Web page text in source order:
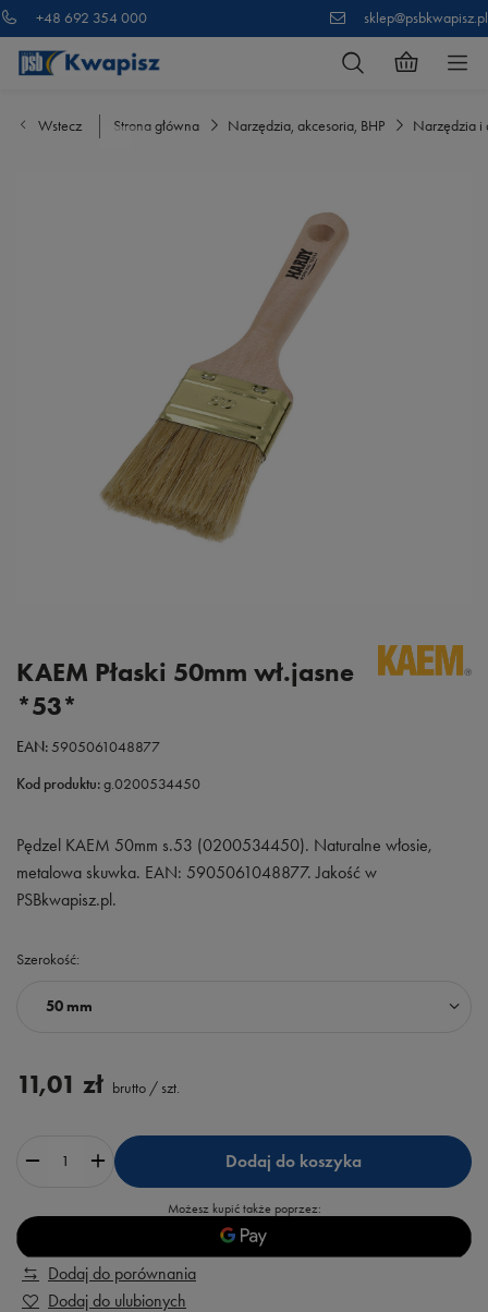
+48 692 354 000 sklep@psbkwapisz.pl
Wstecz Strona główna Narzędzia, akcesoria, BHP Narzędzia i
KAEM Płaski 50mm wł.jasne
*53*
EAN:5905061048877
Kod produktu:g.0200534450
Pędzel KAEM 50mm s.53 (0200534450). Naturalne włosie,
metalowa skuwka. EAN: 5905061048877. Jakość w
PSBkwapisz.pl.
Szerokość
50 mm
11,01 zł brutto / szt.
Dodaj do koszyka
Możesz kupić także poprzez:
Dodaj do porównania
Dodaj do ulubionych